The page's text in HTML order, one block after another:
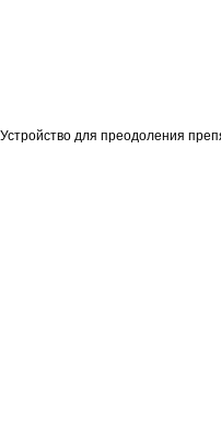
Устройство для преодоления